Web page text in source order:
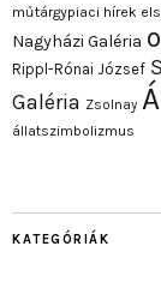
műtárgypiaci hírek
Nagyházi Galéria
Rippl-Rónai József
Galéria Zsolnay
állatszimbolizmus
KATEGÓRIÁK